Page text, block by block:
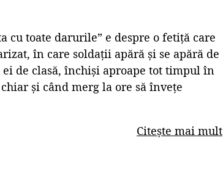
cu toate darurile” e despre o fetiță care
în care soldații apără și se apără de
de clasă, închiși aproape tot timpul în
și când merg la ore să învețe
Citește mai mult